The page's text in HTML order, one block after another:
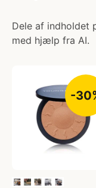
Dele af indholdet
med hjælp fra AI.
-